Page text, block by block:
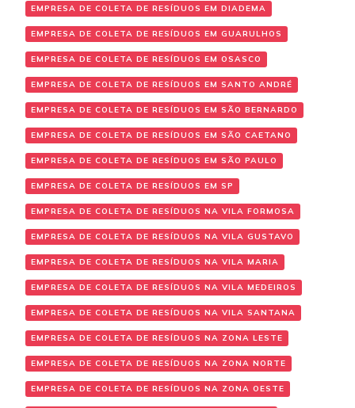
EMPRESA DE COLETA DE RESÍDUOS EM DIADEMA
EMPRESA DE COLETA DE RESÍDUOS EM GUARULHOS
EMPRESA DE COLETA DE RESÍDUOS EM OSASCO
EMPRESA DE COLETA DE RESÍDUOS EM SANTO ANDRÉ
EMPRESA DE COLETA DE RESÍDUOS EM SÃO BERNARDO
EMPRESA DE COLETA DE RESÍDUOS EM SÃO CAETANO
EMPRESA DE COLETA DE RESÍDUOS EM SÃO PAULO
EMPRESA DE COLETA DE RESÍDUOS EM SP
EMPRESA DE COLETA DE RESÍDUOS NA VILA FORMOSA
EMPRESA DE COLETA DE RESÍDUOS NA VILA GUSTAVO
EMPRESA DE COLETA DE RESÍDUOS NA VILA MARIA
EMPRESA DE COLETA DE RESÍDUOS NA VILA MEDEIROS
EMPRESA DE COLETA DE RESÍDUOS NA VILA SANTANA
EMPRESA DE COLETA DE RESÍDUOS NA ZONA LESTE
EMPRESA DE COLETA DE RESÍDUOS NA ZONA NORTE
EMPRESA DE COLETA DE RESÍDUOS NA ZONA OESTE